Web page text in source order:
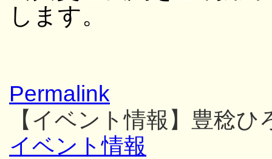
します。
Permalink
【イベント情報】豊稔
イベント情報